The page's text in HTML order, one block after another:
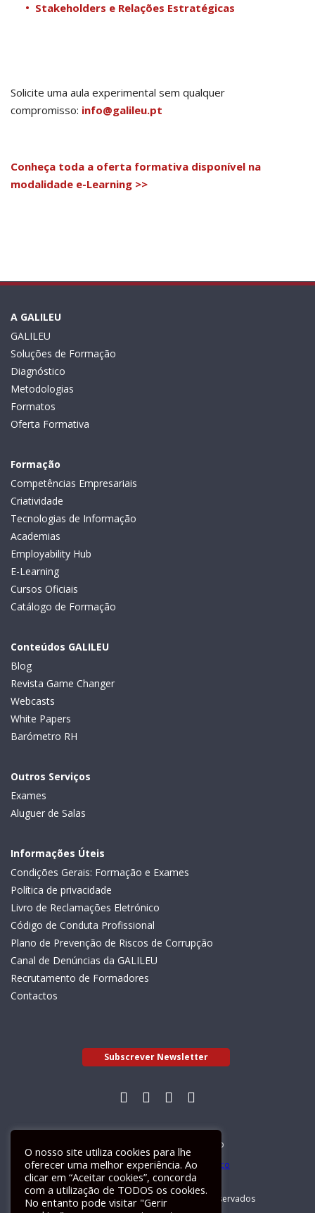
Stakeholders e Relações Estratégicas
Solicite uma aula experimental sem qualquer
compromisso: info@galileu.pt
Conheça toda a oferta formativa disponível na
modalidade e-Learning >>
A GALILEU
GALILEU
Soluções de Formação
Diagnóstico
Metodologias
Formatos
Oferta Formativa
Formação
Competências Empresariais
Criatividade
Tecnologias de Informação
Academias
Employability Hub
E-Learning
Cursos Oficiais
Catálogo de Formação
Conteúdos GALILEU
Blog
Revista Game Changer
Webcasts
White Papers
Barómetro RH
Outros Serviços
Exames
Aluguer de Salas
Informações Úteis
Condições Gerais: Formação e Exames
Política de privacidade
Livro de Reclamações Eletrónico
Código de Conduta Profissional
Plano de Prevenção de Riscos de Corrupção
Canal de Denúncias da GALILEU
Recrutamento de Formadores
Contactos
Subscrever Newsletter
Livro de Reclamações Electrónico
GALILEU 2026 © Todos os direitos reservados
O nosso site utiliza cookies para lhe
oferecer uma melhor experiência. Ao
clicar em “Aceitar cookies”, concorda
com a utilização de TODOS os cookies.
No entanto pode visitar "Gerir